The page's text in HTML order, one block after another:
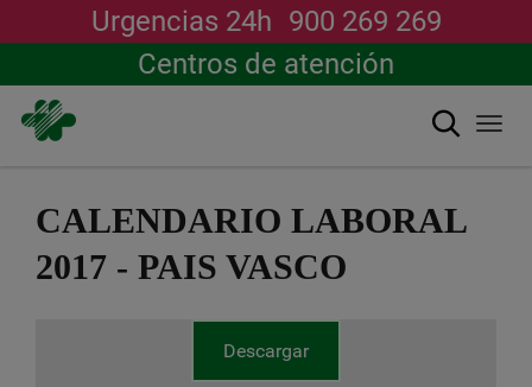
contenido
Urgencias 24h 900 269 269
Centros de atención
Buscar
CALENDARIO LABORAL
2017 - PAIS VASCO
Descargar